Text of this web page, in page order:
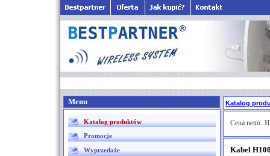
Menu
Katalog produktów
Promocje
Wyprzedaże
Katalog
Cena netto:
Kabel